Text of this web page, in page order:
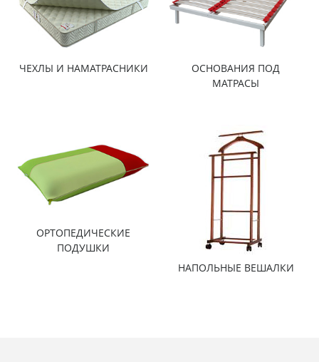
ЧЕХЛЫ И НАМАТРАСНИКИ
ОСНОВАНИЯ ПОД
МАТРАСЫ
ОРТОПЕДИЧЕСКИЕ
ПОДУШКИ
НАПОЛЬНЫЕ ВЕШАЛКИ